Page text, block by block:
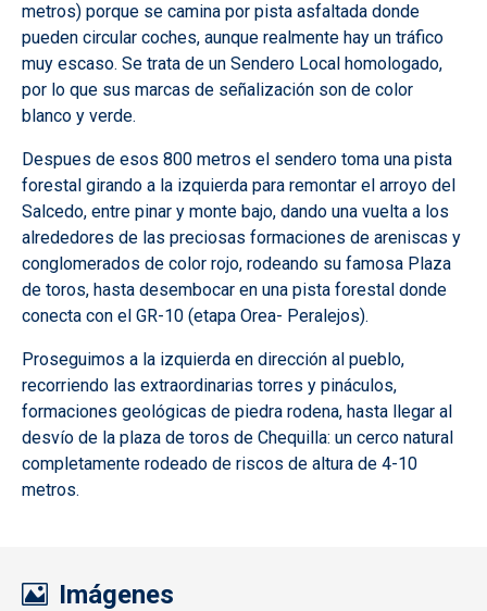
metros) porque se camina por pista asfaltada donde
pueden circular coches, aunque realmente hay un tráfico
muy escaso. Se trata de un Sendero Local homologado,
por lo que sus marcas de señalización son de color
blanco y verde.
Despues de esos 800 metros el sendero toma una pista
forestal girando a la izquierda para remontar el arroyo del
Salcedo, entre pinar y monte bajo, dando una vuelta a los
alrededores de las preciosas formaciones de areniscas y
conglomerados de color rojo, rodeando su famosa Plaza
de toros, hasta desembocar en una pista forestal donde
conecta con el GR-10 (etapa Orea- Peralejos).
Proseguimos a la izquierda en dirección al pueblo,
recorriendo las extraordinarias torres y pináculos,
formaciones geológicas de piedra rodena, hasta llegar al
desvío de la plaza de toros de Chequilla: un cerco natural
completamente rodeado de riscos de altura de 4-10
metros.
Imágenes